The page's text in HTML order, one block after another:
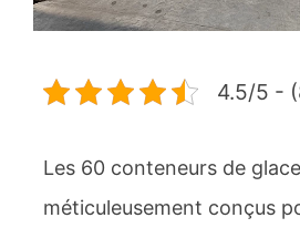
4.5/5 -
Les 60 conteneurs de
méticuleusement conçus